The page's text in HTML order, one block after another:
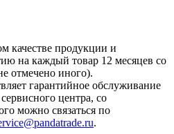
качестве продукции и
на каждый товар 12 месяцев со
отмечено иного).
гарантийное обслуживание
центра, со
можно связаться по
.